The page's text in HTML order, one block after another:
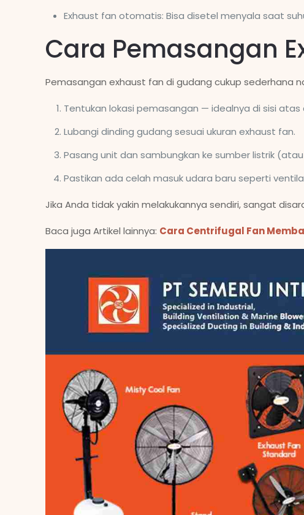
Exhaust fan otomatis: Bisa disetel menyala saat
Cara Pemasangan
Pemasangan exhaust fan di gudang cukup sederhana
Tentukan lokasi pemasangan — idealnya di sisi
Lubangi dinding gudang sesuai ukuran exhaust fan.
Pasang unit dan sambungkan ke sumber listrik
Pastikan ada celah masuk udara baru seperti
Jika Anda tidak yakin melakukannya sendiri, sangat
Baca juga Artikel lainnya: Cara Centrifugal Fan